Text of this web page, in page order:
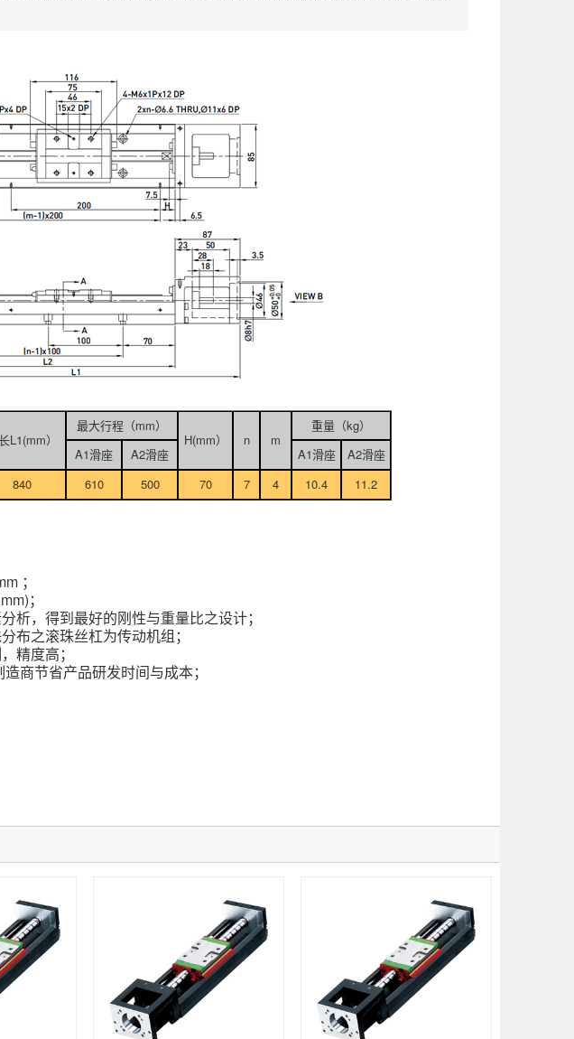
L1(mm）
最大行程（mm）
H(mm）
n m
重量（kg）
A1滑座
A2滑座 A1滑座
A2滑座
840 610 500 70 7 4 10.4 11.2
；
；
析，得到最好的刚性与重量比之设计；
布之滚珠丝杠为传动机组；
精度高；
商节省产品研发时间与成本；